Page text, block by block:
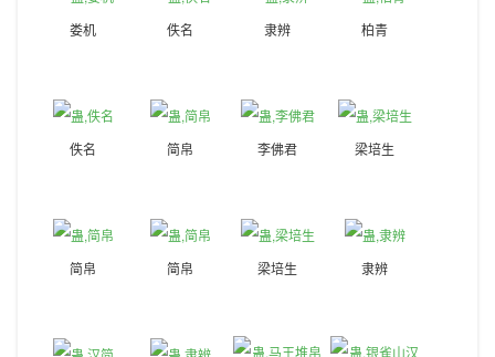
娄机 佚名 隶辨 柏青
佚名 简帛 李佛君 梁培生
简帛 简帛 梁培生 隶辨